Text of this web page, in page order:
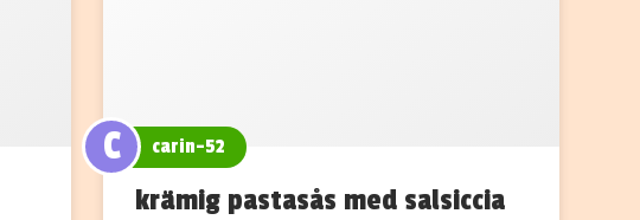
C carin-52
krämig pastasås med salsiccia